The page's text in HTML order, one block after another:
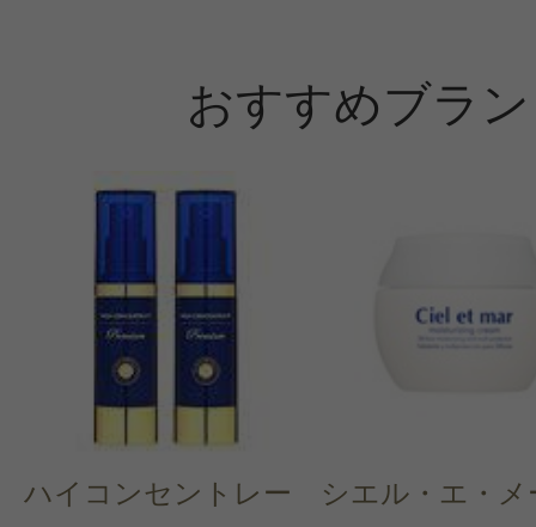
おすすめブラ
ハイコンセントレー
シエル・エ・メ